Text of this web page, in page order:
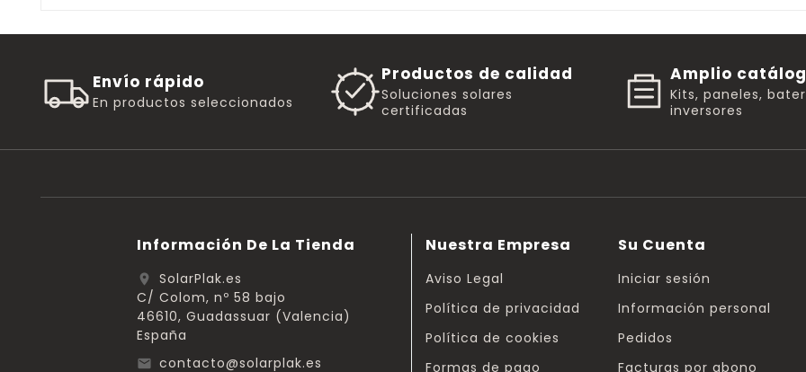
Envío rápido
En productos seleccionados
Productos de calidad
Soluciones solares
certificadas
Amplio
Kits, paneles,
inversores
Información De La Tienda
location_on
SolarPlak.es
C/ Colom, nº 58 bajo
46610, Guadassuar (Valencia)
España
email contacto@solarplak.es
Nuestra Empresa
Aviso Legal
Política de privacidad
Política de cookies
Formas de pago
Su Cuenta
Iniciar sesión
Información personal
Pedidos
Facturas por abono